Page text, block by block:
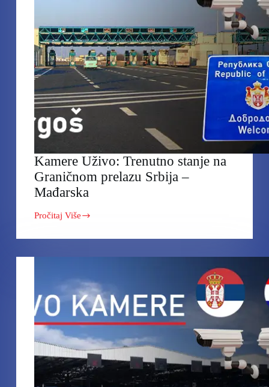
Kamere Uživo: Trenutno stanje na
Graničnom prelazu Srbija –
Mađarska
Pročitaj Više
Kamere
Trenutno
–
Mađarska